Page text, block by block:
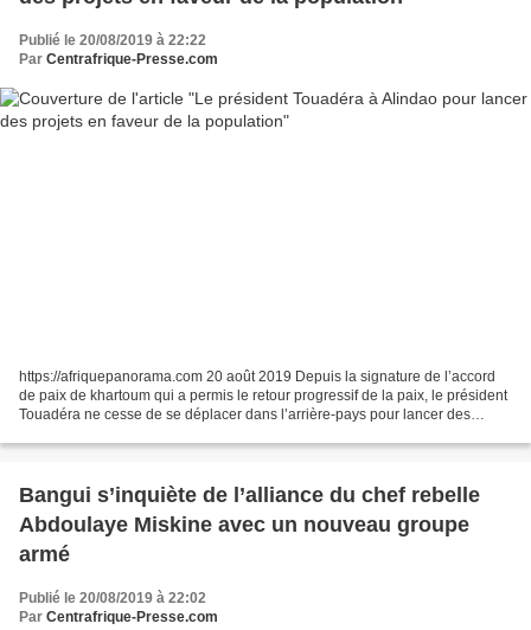
Publié le 20/08/2019 à 22:22
Par Centrafrique-Presse.com
https://afriquepanorama.com 20 août 2019 Depuis la signature de l’accord
de paix de khartoum qui a permis le retour progressif de la paix, le président
Touadéra ne cesse de se déplacer dans l’arrière-pays pour lancer des
Bangui s’inquiète de l’alliance du chef rebelle
Abdoulaye Miskine avec un nouveau groupe
armé
Publié le 20/08/2019 à 22:02
Par Centrafrique-Presse.com